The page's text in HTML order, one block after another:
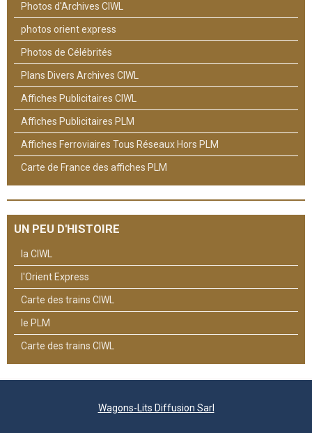
Photos d'Archives CIWL
photos orient express
Photos de Célébrités
Plans Divers Archives CIWL
Affiches Publicitaires CIWL
Affiches Publicitaires PLM
Affiches Ferroviaires Tous Réseaux Hors PLM
Carte de France des affiches PLM
UN PEU D'HISTOIRE
la CIWL
l'Orient Express
Carte des trains CIWL
le PLM
Carte des trains CIWL
Wagons-Lits Diffusion Sarl